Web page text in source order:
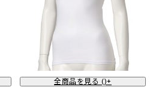
全商品を見る ()+